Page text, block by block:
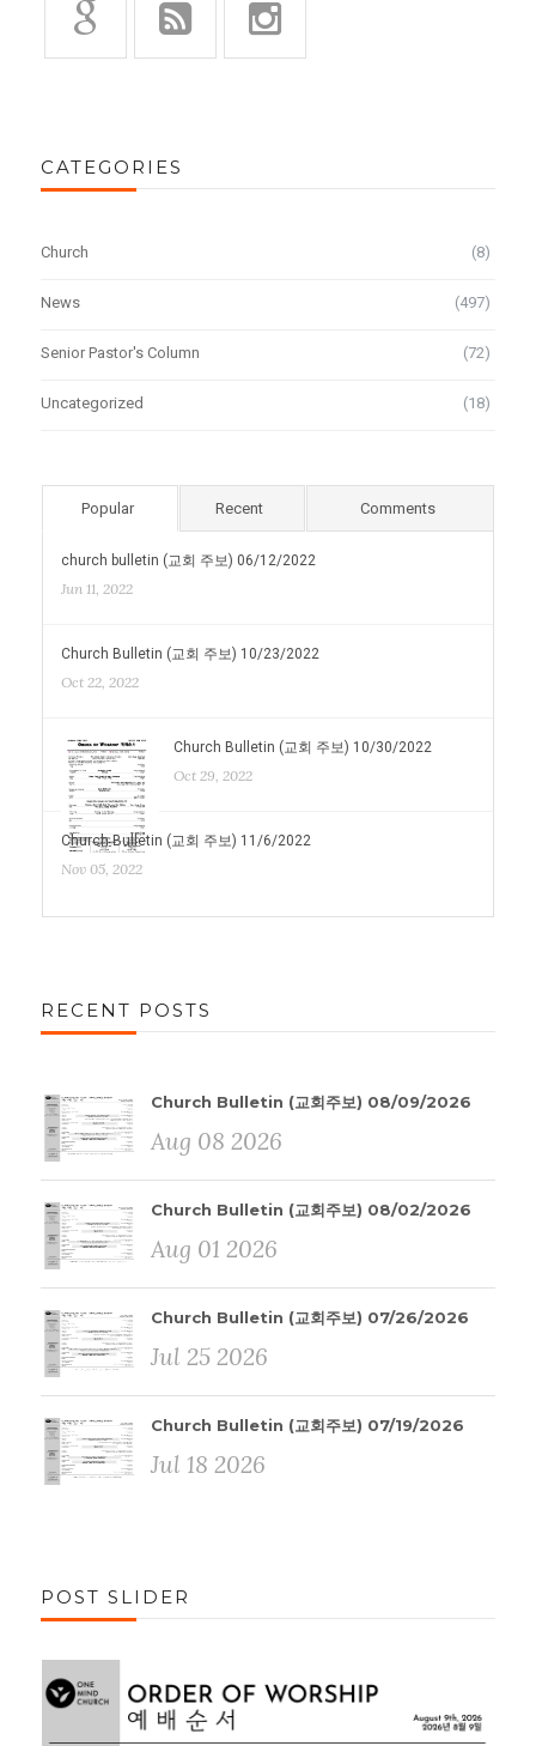
CATEGORIES
Church (8)
News (497)
Senior Pastor's Column (72)
Uncategorized (18)
Popular Recent Comments
church bulletin (교회 주보) 06/12/2022
Jun 11, 2022
Church Bulletin (교회 주보) 10/23/2022
Oct 22, 2022
Church Bulletin (교회 주보) 10/30/2022
Oct 29, 2022
Church Bulletin (교회 주보) 11/6/2022
Nov 05, 2022
RECENT POSTS
Church Bulletin (교회주보) 08/09/2026
Aug 08 2026
Church Bulletin (교회주보) 08/02/2026
Aug 01 2026
Church Bulletin (교회주보) 07/26/2026
Jul 25 2026
Church Bulletin (교회주보) 07/19/2026
Jul 18 2026
POST SLIDER